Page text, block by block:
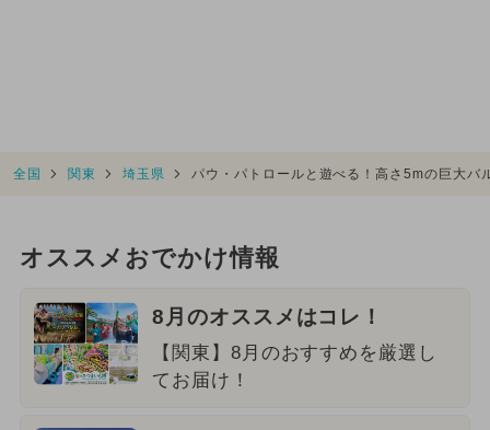
全国 関東 埼玉県 パウ・パトロールと遊べる！高さ5mの巨大バ
オススメおでかけ情報
8月のオススメはコレ！
【関東】8月のおすすめを厳選し
てお届け！